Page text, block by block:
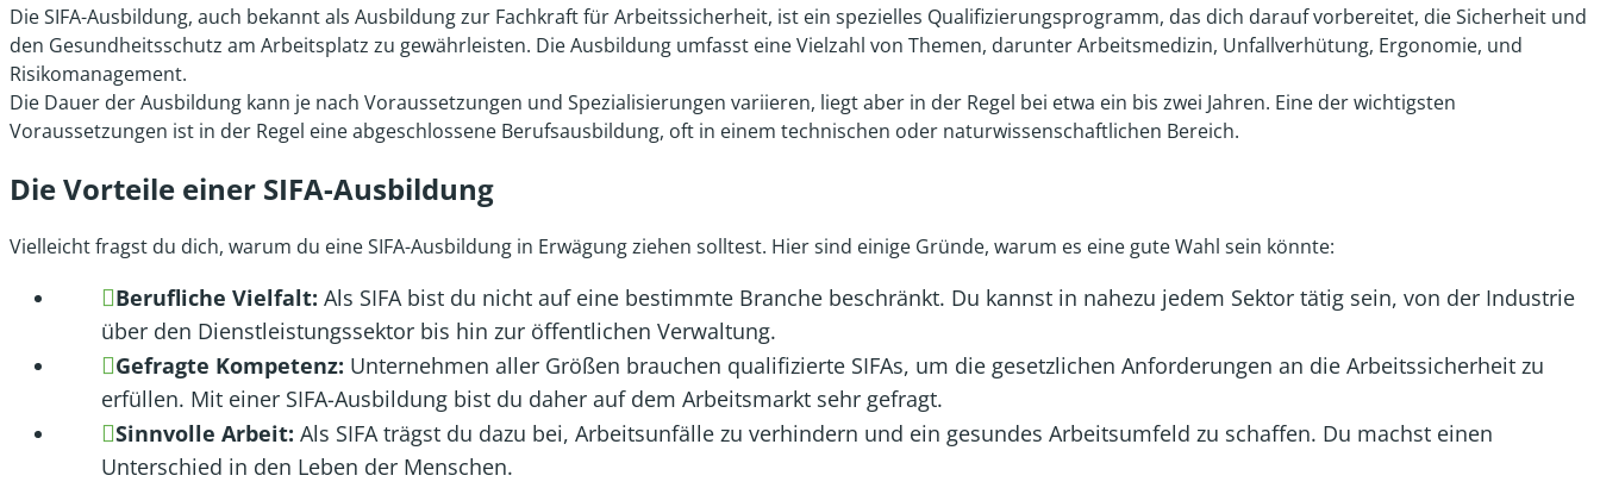
Die SIFA-Ausbildung, auch bekannt als Ausbildung zur Fachkraft für Arbeitssicherheit, ist ein spezielles Qualifizierungsprogramm, das dich darauf vorbereitet, die Sicherheit und
den Gesundheitsschutz am Arbeitsplatz zu gewährleisten. Die Ausbildung umfasst eine Vielzahl von Themen, darunter Arbeitsmedizin, Unfallverhütung, Ergonomie, und
Risikomanagement.
Die Dauer der Ausbildung kann je nach Voraussetzungen und Spezialisierungen variieren, liegt aber in der Regel bei etwa ein bis zwei Jahren. Eine der wichtigsten
Voraussetzungen ist in der Regel eine abgeschlossene Berufsausbildung, oft in einem technischen oder naturwissenschaftlichen Bereich.
Die Vorteile einer SIFA-Ausbildung
Vielleicht fragst du dich, warum du eine SIFA-Ausbildung in Erwägung ziehen solltest. Hier sind einige Gründe, warum es eine gute Wahl sein könnte:
Berufliche Vielfalt: Als SIFA bist du nicht auf eine bestimmte Branche beschränkt. Du kannst in nahezu jedem Sektor tätig sein, von der Industrie
über den Dienstleistungssektor bis hin zur öffentlichen Verwaltung.
Gefragte Kompetenz: Unternehmen aller Größen brauchen qualifizierte SIFAs, um die gesetzlichen Anforderungen an die Arbeitssicherheit zu
erfüllen. Mit einer SIFA-Ausbildung bist du daher auf dem Arbeitsmarkt sehr gefragt.
Sinnvolle Arbeit: Als SIFA trägst du dazu bei, Arbeitsunfälle zu verhindern und ein gesundes Arbeitsumfeld zu schaffen. Du machst einen
Unterschied in den Leben der Menschen.